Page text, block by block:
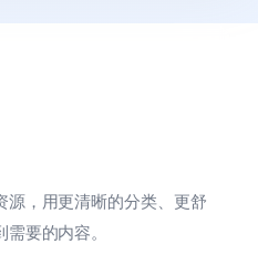
源，用更清晰的分类、更舒
要的内容。